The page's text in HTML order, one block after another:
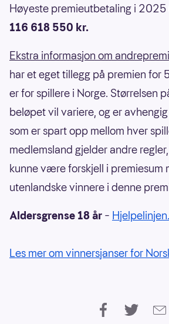
Høyeste premieutbetaling i 2025
116 618 550 kr.
Ekstra informasjon om
har et eget tillegg på premien for
er for spillere i Norge. Størrelsen
beløpet vil variere, og er
som er spart opp mellom hver
medlemsland gjelder andre
kunne være forskjell i premiesum
utenlandske vinnere i denne
Aldersgrense 18 år –
Les mer om vinnersjanser for